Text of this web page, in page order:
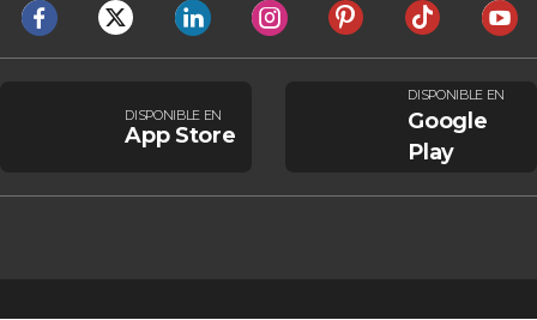
DISPONIBLE EN
App Store
DISPONIBLE EN
Google
Play